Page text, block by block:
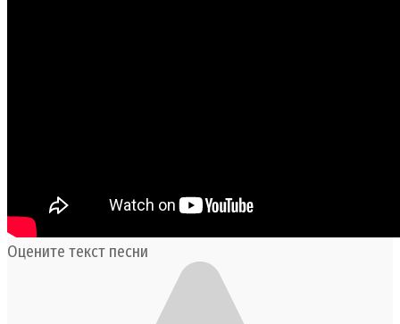
Оцените текст песни